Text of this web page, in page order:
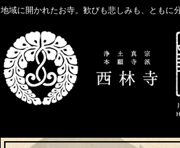
地域に開かれたお寺。歓びも悲しみも、ともに